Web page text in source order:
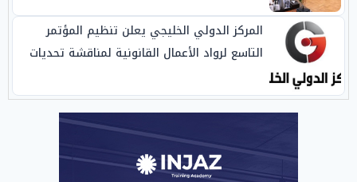
المركز الدولي الخليجي يعلن تنظيم المؤتمر
التاسع لرواد الأعمال القانونية لمناقشة تحديات